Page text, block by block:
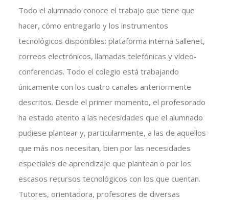
Todo el alumnado conoce el trabajo que tiene que
hacer, cómo entregarlo y los instrumentos
tecnológicos disponibles: plataforma interna Sallenet,
correos electrónicos, llamadas telefónicas y vídeo-
conferencias. Todo el colegio está trabajando
únicamente con los cuatro canales anteriormente
descritos. Desde el primer momento, el profesorado
ha estado atento a las necesidades que el alumnado
pudiese plantear y, particularmente, a las de aquellos
que más nos necesitan, bien por las necesidades
especiales de aprendizaje que plantean o por los
escasos recursos tecnológicos con los que cuentan.
Tutores, orientadora, profesores de diversas